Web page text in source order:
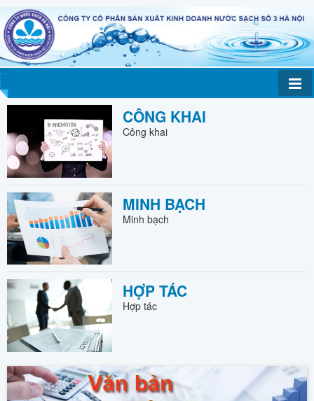
CÔNG KHAI
Công khai
MINH BẠCH
Minh bạch
HỢP TÁC
Hợp tác